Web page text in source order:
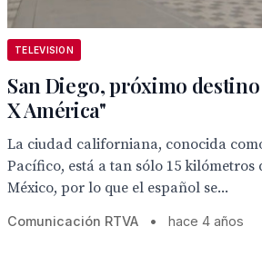
TELEVISION
San Diego, próximo
X América"
La ciudad californiana, conocida
Pacífico, está a tan sólo 15 kilómetros
México, por lo que el español se...
Comunicación RTVA • hace 4 años